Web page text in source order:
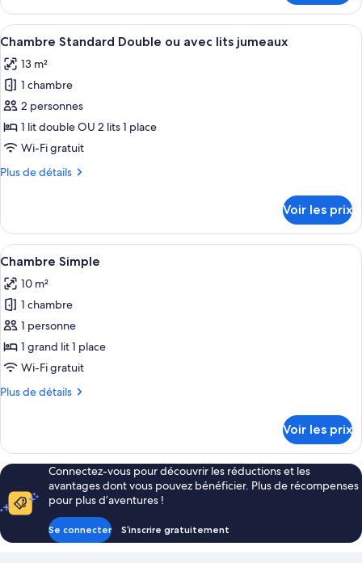
avec
lits
jumeaux,
2
lits
une
place
le
type
de
Chambre
Standard
avec
lits
jumeaux,
2
lits
une
Afficher
toutes
les
photos
pour
ce
type
chambre :
Double
ou
avec
lits
jumeaux
Une chambre à coucher avec un lit,
4
Chambre Standard Double ou avec lits jumeaux
13 m²
1 chambre
2 personnes
1 lit double OU 2 lits 1 place
Wi-Fi gratuit
Plus de détails
Plus
le
type
de
Chambre
Standard
Double
ou
avec
lits
jumeaux
Voir les prix
Afficher
toutes
les
photos
pour
ce
type
chambre :
Une chambre d’hôtel équipée d’un
4
Chambre Simple
10 m²
1 chambre
1 personne
1 grand lit 1 place
Wi-Fi gratuit
Plus de détails
Plus
le
type
de
chambre
Chambre
Voir les prix
Connectez-vous pour découvrir les réductions et les
avantages dont vous pouvez bénéficier. Plus de récompenses
pour plus d’aventures !
Se connecter S’inscrire gratuitement